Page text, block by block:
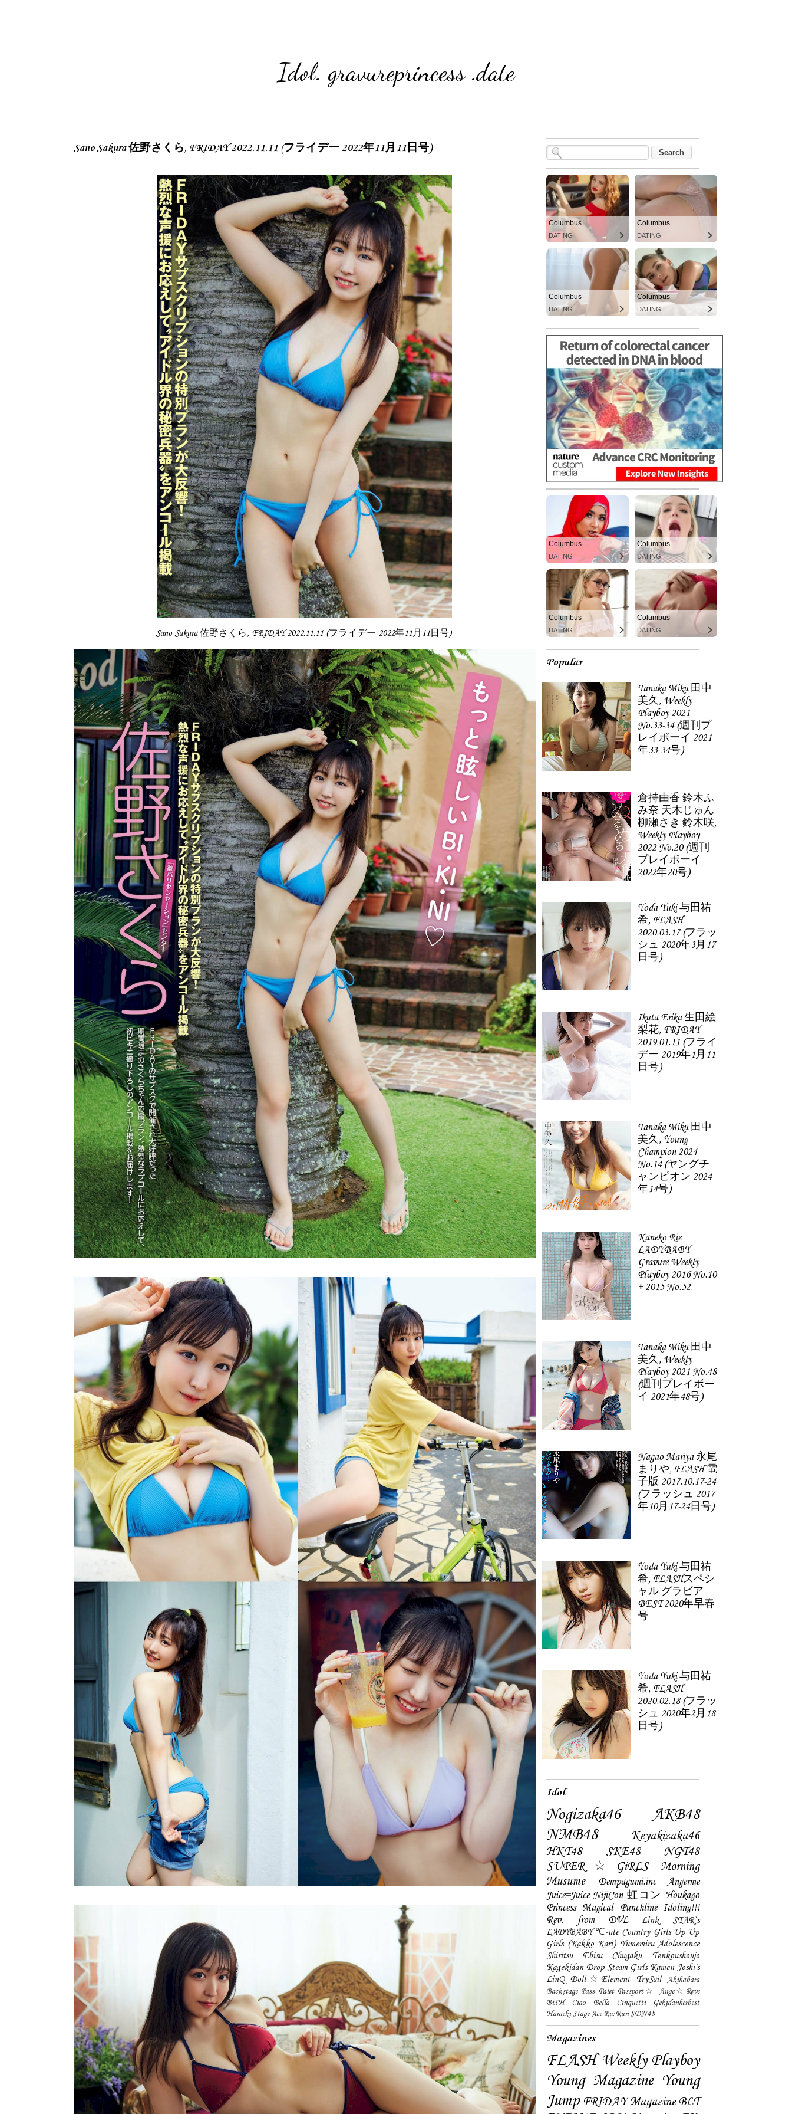
Idol. gravureprincess .date
Sano Sakura 佐野さくら, FRIDAY 2022.11.11 (フライデー 2022年11月11日号)
Sano Sakura 佐野さくら, FRIDAY 2022.11.11 (フライデー 2022年11月11日号)
Columbus
DATING
Columbus
DATING
Columbus
DATING
Columbus
DATING
Columbus
DATING
Columbus
DATING
Columbus
DATING
Columbus
DATING
Popular
Tanaka Miku 田中
美久, Weekly
Playboy 2021
No.33-34 (週刊プ
レイボーイ 2021
年33-34号)
倉持由香 鈴木ふ
み奈 天木じゅん
柳瀬さき 鈴木咲,
Weekly Playboy
2022 No.20 (週刊
プレイボーイ
2022年20号)
Yoda Yuki 与田祐
希, FLASH
2020.03.17 (フラッ
シュ 2020年3月17
日号)
Ikuta Erika 生田絵
梨花, FRIDAY
2019.01.11 (フライ
デー 2019年1月11
日号)
Tanaka Miku 田中
美久, Young
Champion 2024
No.14 (ヤングチ
ャンピオン 2024
年14号)
Kaneko Rie
LADYBABY
Gravure Weekly
Playboy 2016 No.10
+ 2015 No.52.
Tanaka Miku 田中
美久, Weekly
Playboy 2021 No.48
(週刊プレイボー
イ 2021年48号)
Nagao Mariya 永尾
まりや, FLASH 電
子版 2017.10.17-24
(フラッシュ 2017
年10月17-24日号)
Yoda Yuki 与田祐
希, FLASHスペシ
ャル グラビア
BEST 2020年早春
号
Yoda Yuki 与田祐
希, FLASH
2020.02.18 (フラッ
シュ 2020年2月18
日号)
Idol
Nogizaka46
AKB48
NMB48
Keyakizaka46
HKT48
SKE48
NGT48
SUPER☆GiRLS
Morning
Musume
Dempagumi.inc
Angerme
Juice=Juice NijiCon-虹コン Houkago
Princess Magical Punchline Idoling!!!
Rev. from DVL
Link STAR`s
LADYBABY ℃-ute Country Girls Up Up
Girls (Kakko Kari) Yumemiru Adolescence
Shiritsu Ebisu Chugaku
Tenkoushoujo
Kagekidan Drop Steam Girls Kamen Joshi's
LinQ Doll☆Element TrySail
Akihabara
Backstage Pass Palet Passport☆
Ange☆Reve
BiSH
Ciao Bella Cinquetti
Gekidanherbest
Haraeki Stage Ace Ru:Run SDN48
Magazines
FLASH Weekly Playboy
Young Magazine Young
Jump FRIDAY Magazine BLT